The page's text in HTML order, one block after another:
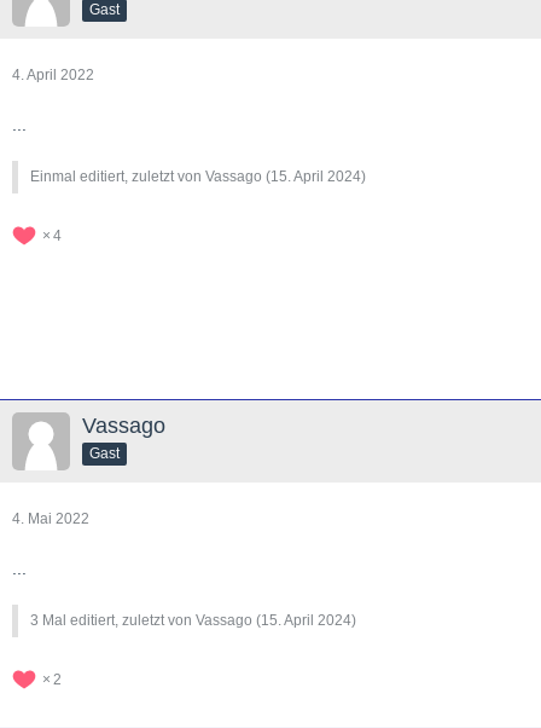
Gast
4. April 2022
...
Einmal editiert, zuletzt von Vassago (15. April 2024)
4
Vassago
Gast
4. Mai 2022
...
3 Mal editiert, zuletzt von Vassago (15. April 2024)
2